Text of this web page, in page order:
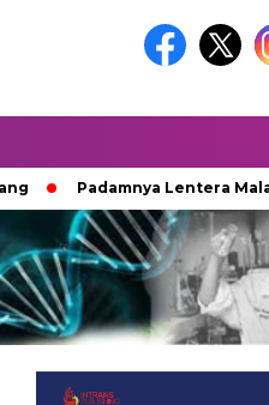
Padamnya Lentera Malam